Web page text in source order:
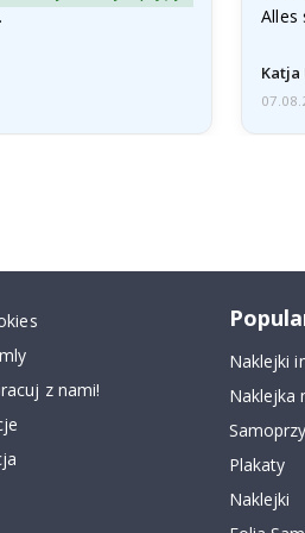
Alles
Katja
z nami!
Naklejki
Naklejka
Plakaty
Naklejki